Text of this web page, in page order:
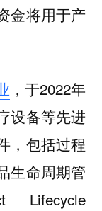
金将用于产
，于2022年
设备等先进
，包括过程
生命周期管